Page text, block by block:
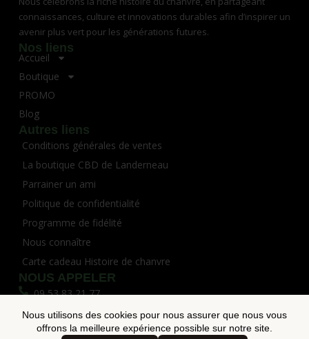
Nous utilisons des cookies pour nous assurer que nous vous
offrons la meilleure expérience possible sur notre site.
connaissances, culture et innovations durables afin d’inspirer un
avenir plus vert pour les générations futures.
Nos liens
Accueil
Boutique
PROMO
Blog
Autres liens
Conditions générales de ventes
La boutique CBD de Landerneau
Parrainer un ami
Politique de confidentialité
Programme de fidélité
Nous connaître
Carte cadeau Histoire de chanvre
NOUS APPELER
09 53 83 21 77
CBD à Brest